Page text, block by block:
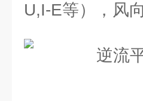
U,I-E等），风